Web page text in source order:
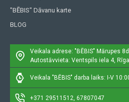
"BĒBIS" Dāvanu karte
BLOG
Veikala adrese: "BĒBIS" Mārupes
Autostāvvieta: Ventspils iela 4,
Veikala "BĒBIS" darba laiks: I-V
+371 29511512, 67807047